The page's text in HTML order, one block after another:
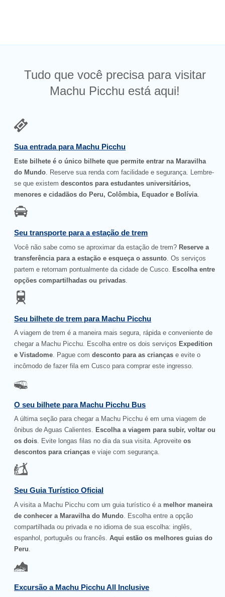
Tudo que você precisa para visitar
Machu Picchu está aqui!
Sua entrada para Machu Picchu
Este bilhete é o único bilhete que permite entrar na Maravilha
do Mundo . Reserve sua renda com facilidade e segurança. Lembre-
se que existemdescontos para estudantes universitários,
menores e cidadãos do Peru, Colômbia, Equador e Bolívia
Seu transporte para a estação de trem
Você não sabe como se aproximar da estação de trem? Reserve a
transferência para a estação e esqueça o assunto . Os serviços
partem e retornam pontualmente da cidade de Cusco. Escolha entre
opções compartilhadas ou privadas
Seu bilhete de trem para Machu Picchu
A viagem de trem é a maneira mais segura, rápida e conveniente de
chegar a Machu Picchu. Escolha entre os dois serviços Expedition
e Vistadome. Pague comdesconto para as crianças e evite o
incômodo de fazer fila em Cusco para comprar este ingresso.
O seu bilhete para Machu Picchu Bus
A última seção para chegar a Machu Picchu é em uma viagem de
ônibus de Aguas Calientes. Escolha a viagem para subir, voltar ou
os dois. Evite longas filas no dia da sua visita. Aproveiteos
descontos para crianças e viaje com segurança.
Seu Guia Turístico Oficial
A visita a Machu Picchu com um guia turístico é a melhor maneira
de conhecer a Maravilha do Mundo . Escolha entre a opção
compartilhada ou privada e no idioma de sua escolha: inglês,
espanhol, português ou francês. Aqui estão os melhores guias do
Peru
Excursão a Machu Picchu All Inclusive